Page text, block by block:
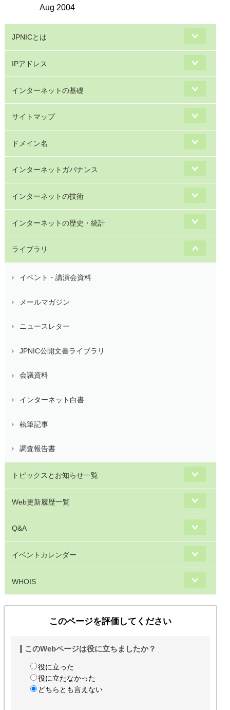
Aug 2004
JPNICとは
IPアドレス
インターネットの基礎
サイトマップ
ドメイン名
インターネットガバナンス
インターネットの技術
インターネットの歴史・統計
ライブラリ
イベント・講演会資料
メールマガジン
ニュースレター
JPNIC公開文書ライブラリ
会議資料
インターネット白書
執筆記事
調査報告書
トピックスとお知らせ一覧
Web更新履歴一覧
Q&A
イベントカレンダー
WHOIS
このページを評価してください
このWebページは役に立ちましたか？
役に立った
役に立たなかった
どちらとも言えない